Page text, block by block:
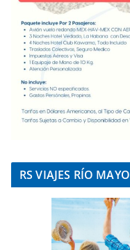
RS VIAJES RÍO MAYO